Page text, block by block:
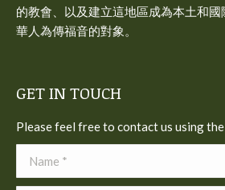
的教會、以及建立這地區成為本土和
華人為傳福音的對象。
GET IN TOUCH
Please feel free to contact us using
Name *